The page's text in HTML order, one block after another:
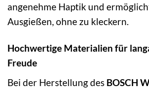
angenehme Haptik und
Ausgießen, ohne zu kleckern.
Hochwertige Materialien für
Freude
Bei der Herstellung des BOSCH